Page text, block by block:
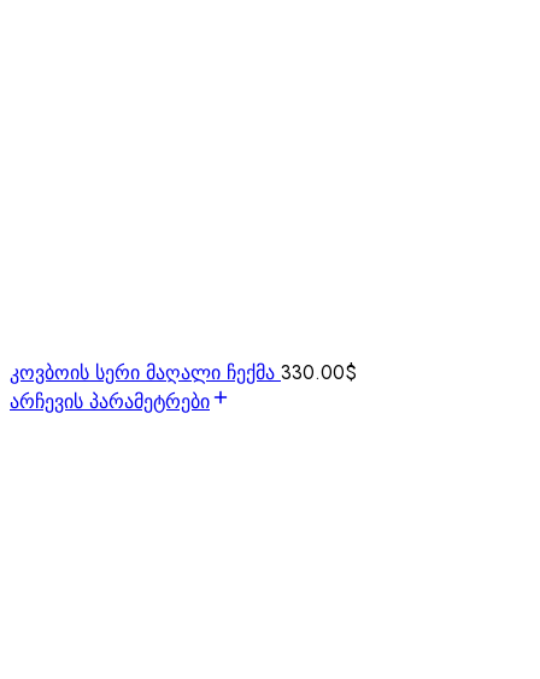
კოვბოის სერი მაღალი ჩექმა 330.00$
არჩევის პარამეტრები